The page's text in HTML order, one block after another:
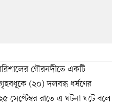
গৌরনদীতে একটি
গৃহবধূকে (২০) দলবদ্ধ ধর্ষণের
সেপ্টেম্বর রাতে এ ঘটনা ঘটে বলে